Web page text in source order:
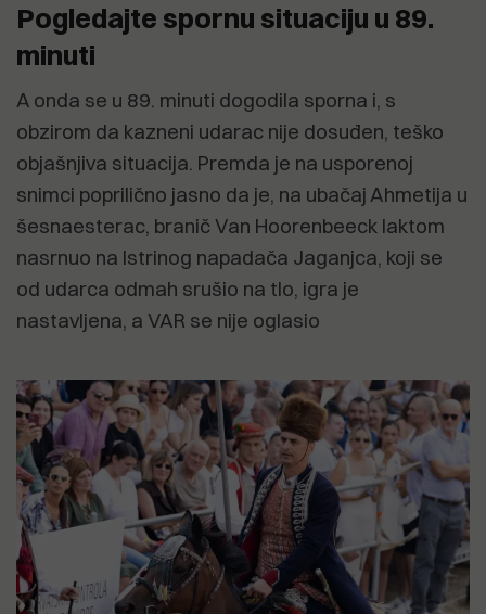
Pogledajte spornu situaciju u 89.
minuti
A onda se u 89. minuti dogodila sporna i, s
obzirom da kazneni udarac nije dosuđen, teško
objašnjiva situacija. Premda je na usporenoj
snimci poprilično jasno da je, na ubačaj Ahmetija u
šesnaesterac, branič Van Hoorenbeeck laktom
nasrnuo na Istrinog napadača Jaganjca, koji se
od udarca odmah srušio na tlo, igra je
nastavljena, a VAR se nije oglasio